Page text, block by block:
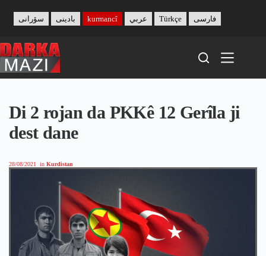
content
بادینی سۆرانی kurmancî عربي Türkçe فارسی
Di 2 rojan da PKKê 12 Gerîla ji
dest dane
28/08/2021 in Kurdistan